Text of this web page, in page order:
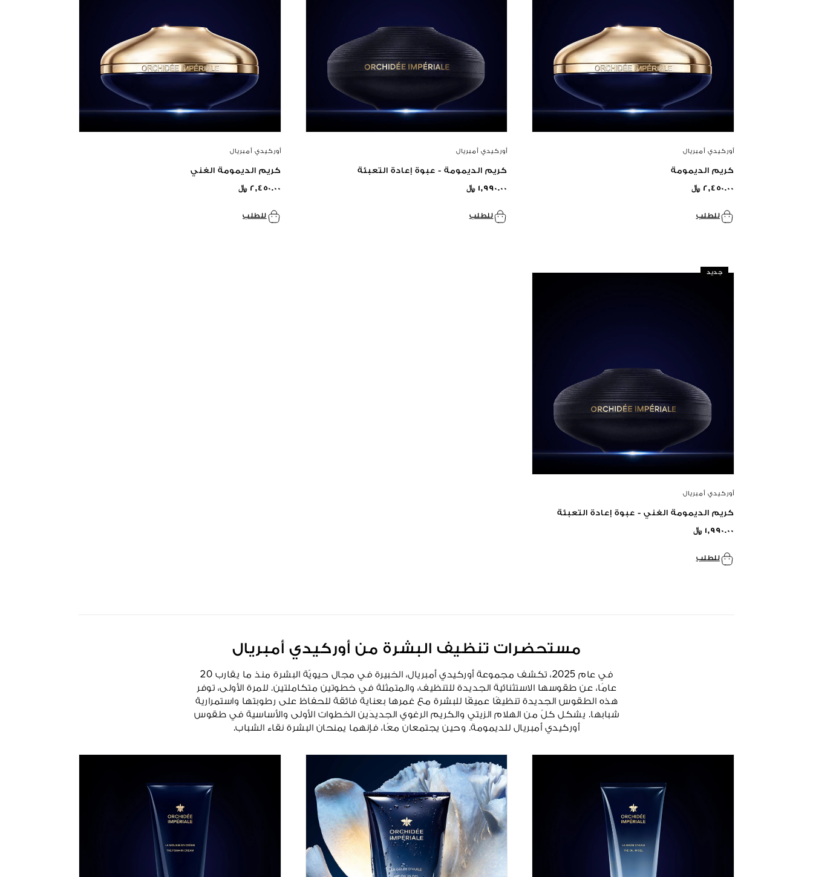
أوركيدي أمبريال
كريم الديمومة
٢,٤٥٠.٠٠ ﷼
للطلب
أوركيدي أمبريال
كريم الديمومة - عبوة إعادة التعبئة
١,٩٩٠.٠٠ ﷼
للطلب
أوركيدي أمبريال
كريم الديمومة الغني
٢,٤٥٠.٠٠ ﷼
للطلب
جديد
أوركيدي أمبريال
كريم الديمومة الغني - عبوة إعادة التعبئة
١,٩٩٠.٠٠ ﷼
للطلب
مستحضرات تنظيف البشرة من أوركيدي أمبريال
في عام 2025، تكشف مجموعة أوركيدي أمبريال، الخبيرة في مجال حيويّة البشرة منذ ما يقارب 20
عامًا، عن طقوسها الاستثنائية الجديدة للتنظيف، والمتمثلة في خطوتين متكاملتين. للمرة الأولى، توفر
هذه الطقوس الجديدة تنظيفًا عميقًا للبشرة مع غمرها بعناية فائقة للحفاظ على رطوبتها واستمرارية
شبابها. يشكل كلٌ من الهلام الزيتي والكريم الرغوي الجديدَين الخطوات الأولى والأساسية في طقوس
أوركيدي أمبريال للديمومة. وحين يجتمعان معًا، فإنهما يمنحان البشرة نقاء الشباب.